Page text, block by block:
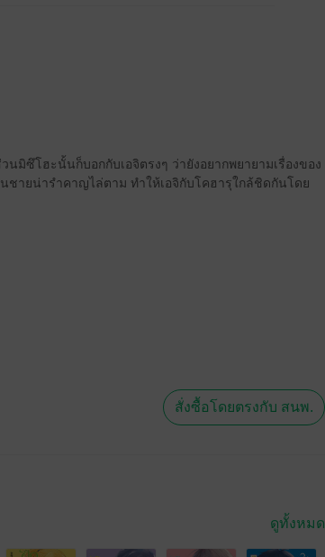
มิซึโฮะนั้นก็บอกกับเอจิตรงๆ ว่ายังอยากพยายามเรื่องของ
ชายน่ารำคาญไล่ตาม ทำให้เอจิกับโคฮารุใกล้ชิดกันโดย
สั่งซื้อโดยตรงกับ สนพ.
ดูทั้งหมด